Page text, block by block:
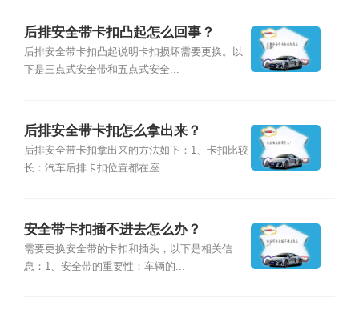
后排安全带卡扣凸起怎么回事？
后排安全带卡扣凸起说明卡扣损坏需要更换。以
下是三点式安全带和五点式安全...
后排安全带卡扣怎么拿出来？
后排安全带卡扣拿出来的方法如下：1、卡扣比较
长：汽车后排卡扣位置都在座...
安全带卡扣插不进去怎么办？
需要更换安全带的卡扣和插头，以下是相关信
息：1、安全带的重要性：车辆的...